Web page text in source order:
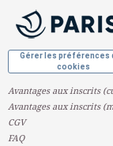
Gérer les préférences
cookies
Avantages aux inscrits
Avantages aux inscrits
CGV
FAQ